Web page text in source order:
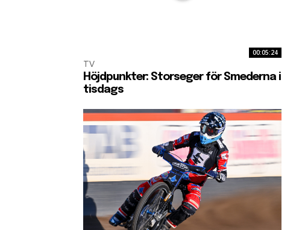
00:05:24
TV
Höjdpunkter: Storseger för Smederna i
tisdags